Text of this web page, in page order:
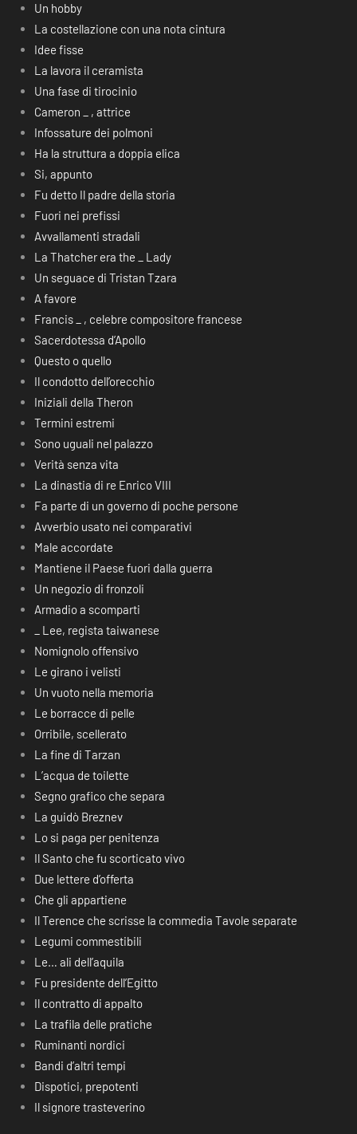
Un hobby
La costellazione con una nota cintura
Idee fisse
La lavora il ceramista
Una fase di tirocinio
Cameron _ , attrice
Infossature dei polmoni
Ha la struttura a doppia elica
Si, appunto
Fu detto Il padre della storia
Fuori nei prefissi
Avvallamenti stradali
La Thatcher era the _ Lady
Un seguace di Tristan Tzara
A favore
Francis _ , celebre compositore francese
Sacerdotessa d’Apollo
Questo o quello
Il condotto dell’orecchio
Iniziali della Theron
Termini estremi
Sono uguali nel palazzo
Verità senza vita
La dinastia di re Enrico VIII
Fa parte di un governo di poche persone
Avverbio usato nei comparativi
Male accordate
Mantiene il Paese fuori dalla guerra
Un negozio di fronzoli
Armadio a scomparti
_ Lee, regista taiwanese
Nomignolo offensivo
Le girano i velisti
Un vuoto nella memoria
Le borracce di pelle
Orribile, scellerato
La fine di Tarzan
L’acqua de toilette
Segno grafico che separa
La guidò Breznev
Lo si paga per penitenza
Il Santo che fu scorticato vivo
Due lettere d’offerta
Che gli appartiene
Il Terence che scrisse la commedia Tavole separate
Legumi commestibili
Le… ali dell’aquila
Fu presidente dell’Egitto
Il contratto di appalto
La trafila delle pratiche
Ruminanti nordici
Bandi d’altri tempi
Dispotici, prepotenti
Il signore trasteverino